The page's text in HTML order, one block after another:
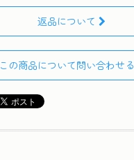
返品について
この商品について問い合わせる